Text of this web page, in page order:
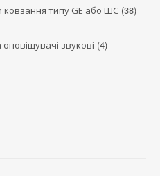
ковзання типу GE або ШС (38)
звукові (4)